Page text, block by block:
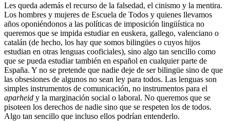
Les queda además el recurso de la falsedad, el cinismo y la mentira.
Los hombres y mujeres de Escuela de Todos y quienes llevamos
años oponiéndonos a las políticas de imposición lingüística no
queremos que se impida estudiar en euskera, gallego, valenciano o
catalán (de hecho, los hay que somos bilingües o cuyos hijos
estudian en otras lenguas cooficiales), sino algo tan sencillo como
que se pueda estudiar también en español en cualquier parte de
España. Y no se pretende que nadie deje de ser bilingüe sino de que
las obsesiones de algunos no sean ley para todos. Las lenguas son
simples instrumentos de comunicación, no instrumentos para el
aparheid y la marginación social o laboral. No queremos que se
pisoteen los derechos de nadie sino que se respeten los de todos.
Algo tan sencillo que incluso ellos podrían entenderlo.